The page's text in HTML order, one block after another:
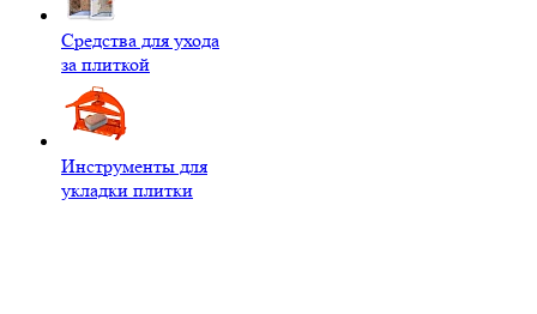
Средства для ухода
за плиткой
Инструменты для
укладки плитки